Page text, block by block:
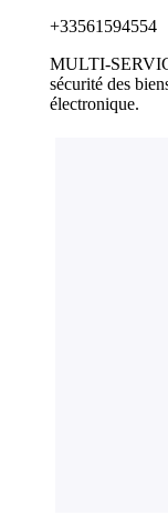
+33561594554
MULTI-
sécurité des
électronique.